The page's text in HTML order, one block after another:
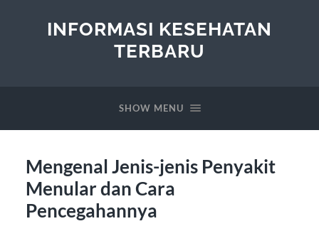
INFORMASI KESEHATAN
TERBARU
SHOW MENU
Mengenal Jenis-jenis Penyakit
Menular dan Cara
Pencegahannya